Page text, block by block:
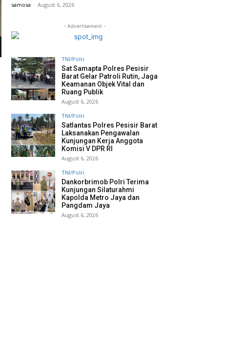
samosa - August 6, 2026
- Advertisement -
TNI/Polri
Sat Samapta Polres Pesisir
Barat Gelar Patroli Rutin, Jaga
Keamanan Objek Vital dan
Ruang Publik
August 6, 2026
TNI/Polri
Satlantas Polres Pesisir Barat
Laksanakan Pengawalan
Kunjungan Kerja Anggota
Komisi V DPR RI
August 6, 2026
TNI/Polri
Dankorbrimob Polri Terima
Kunjungan Silaturahmi
Kapolda Metro Jaya dan
Pangdam Jaya
August 6, 2026